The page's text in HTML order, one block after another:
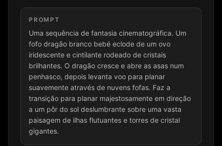
PROMPT
Uma sequência de fantasia cinematográfica. Um
fofo dragão branco bebé eclode de um ovo
iridescente e cintilante rodeado de cristais
brilhantes. O dragão cresce e abre as asas num
penhasco, depois levanta voo para planar
suavemente através de nuvens fofas. Faz a
transição para planar majestosamente em direção
a um pôr do sol deslumbrante sobre uma vasta
paisagem de ilhas flutuantes e torres de cristal
gigantes.